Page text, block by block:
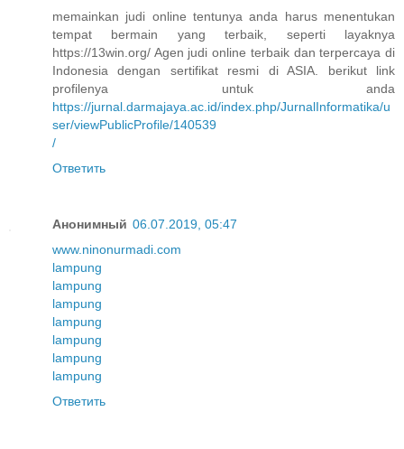
memainkan judi online tentunya anda harus menentukan
tempat bermain yang terbaik, seperti layaknya
https://13win.org/ Agen judi online terbaik dan terpercaya di
Indonesia dengan sertifikat resmi di ASIA. berikut link
profilenya untuk anda
https://jurnal.darmajaya.ac.id/index.php/JurnalInformatika/u
ser/viewPublicProfile/140539
/
Ответить
Анонимный 06.07.2019, 05:47
www.ninonurmadi.com
lampung
lampung
lampung
lampung
lampung
lampung
lampung
Ответить